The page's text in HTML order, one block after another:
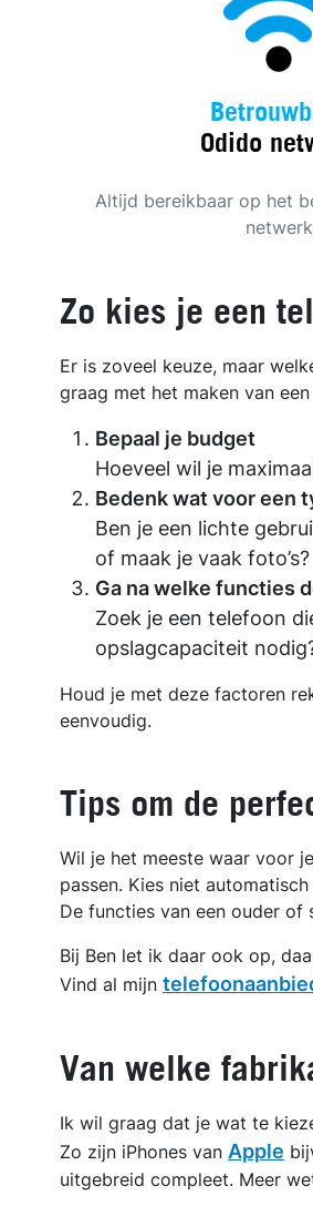
Odido
Altijd bereikbaar op het
netwerk
Zo kies je een
Er is zoveel keuze, maar
graag met het maken van
Bepaal je budget
Hoeveel wil je
Bedenk wat voor een
Ben je een lichte
of maak je vaak
Ga na welke functies
Zoek je een telefoon
opslagcapaciteit
Houd je met deze factoren
eenvoudig.
Tips om de
Wil je het meeste waar voor
passen. Kies niet
De functies van een ouder
Bij Ben let ik daar ook op,
Vind al mijn
Van welke
Ik wil graag dat je wat te
Zo zijn iPhones van Apple
uitgebreid compleet. Meer